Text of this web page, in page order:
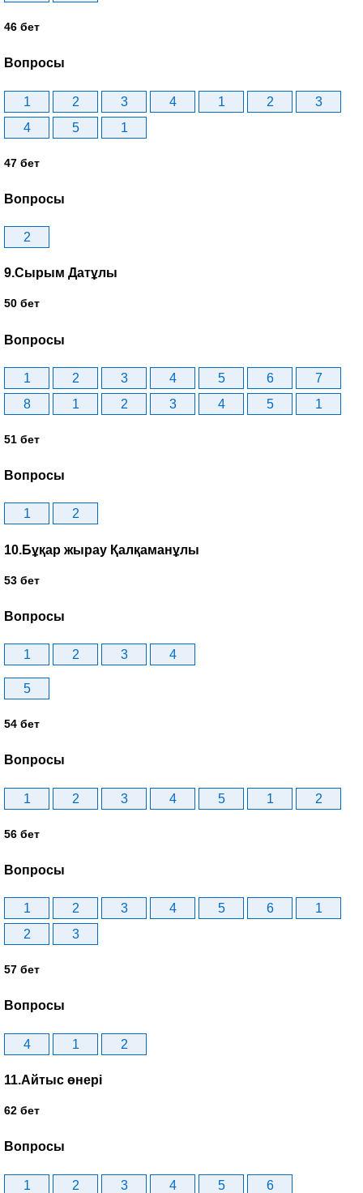
46 бет
Вопросы
1 2 3 4 1 2
3
4
5 1
47 бет
Вопросы
2
9.Сырым Датұлы
50 бет
Вопросы
1 2 3 4 5 6
7
8
1 2 3 4 5 1
51 бет
Вопросы
1 2
10.Бұқар жырау Қалқаманұлы
53 бет
Вопросы
1 2 3 4
5
54 бет
Вопросы
1 2 3 4 5 1 2
56 бет
Вопросы
1 2 3 4 5 6
1
2
3
57 бет
Вопросы
4 1 2
11.Айтыс өнері
62 бет
Вопросы
1 2 3 4 5 6